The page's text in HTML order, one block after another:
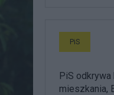
PiS
PiS odkrywa
mieszkania,